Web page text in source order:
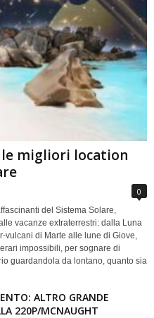
migliori location
0
del Sistema Solare,
vacanze extraterrestri: dalla Luna
di Marte alle lune di Giove,
impossibili, per sognare di
guardandola da lontano, quanto sia
ALTRO GRANDE
220P/MCNAUGHT